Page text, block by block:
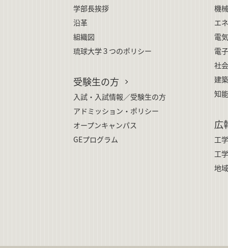
学部長挨拶
沿革
組織図
琉球大学３つのポリシー
受験生の方
入試・入試情報／受験生の方
アドミッション・ポリシー
オープンキャンパス
GEプログラム
機
エ
電
電
社
建
知
広
工
工
地